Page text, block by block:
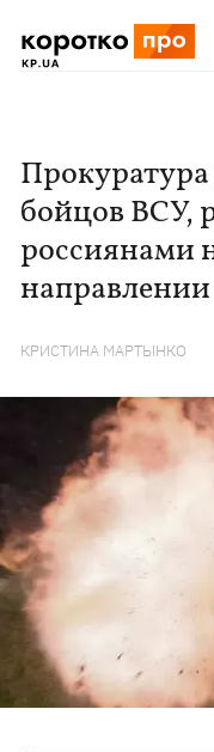
бойцов ВСУ,
россиянами
направлении
КРИСТИНА МАРТЫНКО